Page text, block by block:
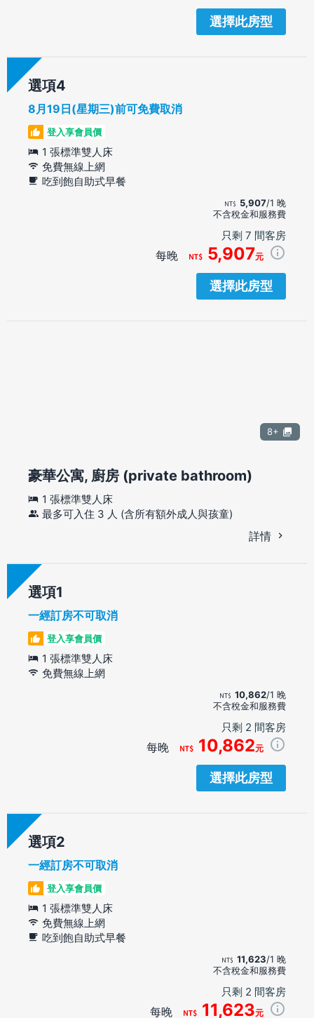
選擇此房型
選項
8月19日(星期三)前可免費取消
登入享會員價
1 張標準雙人床
免費無線上網
吃到飽自助式早餐
5,907/1 晚
不含稅金和服務費
只剩 7 間客房
每晚 5,907元
選擇此房型
8+
豪華公寓, 廚房 (private bathroom)
1 張標準雙人床
最多可入住 3 人 (含所有額外成人與孩童)
詳情
選項
一經訂房不可取消
登入享會員價
1 張標準雙人床
免費無線上網
10,862/1 晚
不含稅金和服務費
只剩 2 間客房
每晚 10,862元
選擇此房型
選項
一經訂房不可取消
登入享會員價
1 張標準雙人床
免費無線上網
吃到飽自助式早餐
11,623/1 晚
不含稅金和服務費
只剩 2 間客房
每晚 11,623元